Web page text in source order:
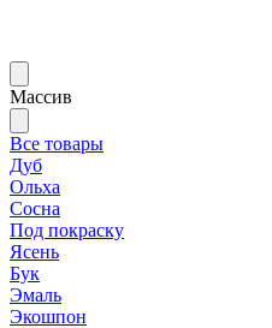
Массив
Все товары
Дуб
Ольха
Сосна
Под покраску
Ясень
Бук
Эмаль
Экошпон